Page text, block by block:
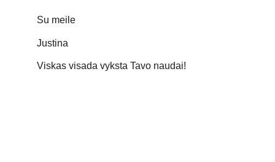
Su meile
Justina
Viskas visada vyksta Tavo naudai!